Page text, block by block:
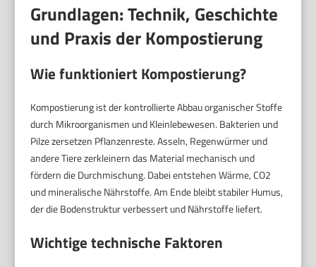
Grundlagen: Technik, Geschichte
und Praxis der Kompostierung
Wie funktioniert Kompostierung?
Kompostierung ist der kontrollierte Abbau organischer Stoffe
durch Mikroorganismen und Kleinlebewesen. Bakterien und
Pilze zersetzen Pflanzenreste. Asseln, Regenwürmer und
andere Tiere zerkleinern das Material mechanisch und
fördern die Durchmischung. Dabei entstehen Wärme, CO2
und mineralische Nährstoffe. Am Ende bleibt stabiler Humus,
der die Bodenstruktur verbessert und Nährstoffe liefert.
Wichtige technische Faktoren